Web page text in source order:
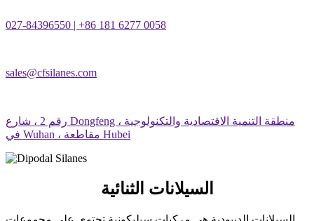
027-84396550 | +86 181 6277 0058
sales@cfsilanes.com
رقم 2 ، شارع Dongfeng ، منطقة التنمية الاقتصادية والتكنولوجية
في Wuhan ، مقاطعة Hubei
السيلانات الثنائية